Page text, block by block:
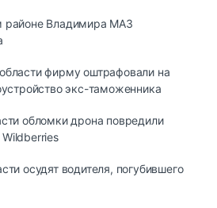
районе Владимира МАЗ
фирму оштрафовали на
экс-таможенника
обломки дрона повредили
осудят водителя, погубившего